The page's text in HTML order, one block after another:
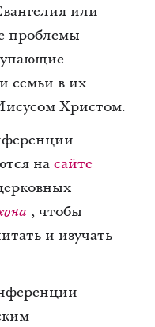
или
проблемы
семьи в их
Христом.
насайте
, чтобы
и изучать